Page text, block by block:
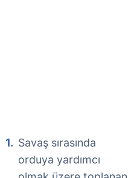
Savaş sırasında
orduya yardımcı